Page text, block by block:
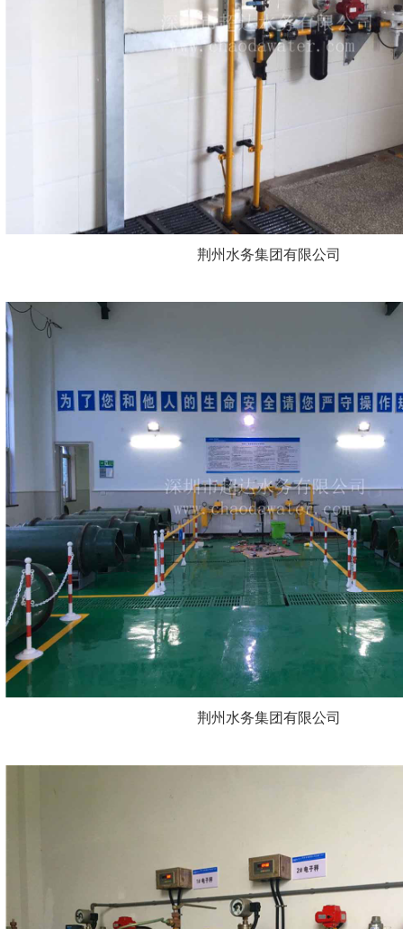
荆州水务集团有限公司
荆州水务集团有限公司